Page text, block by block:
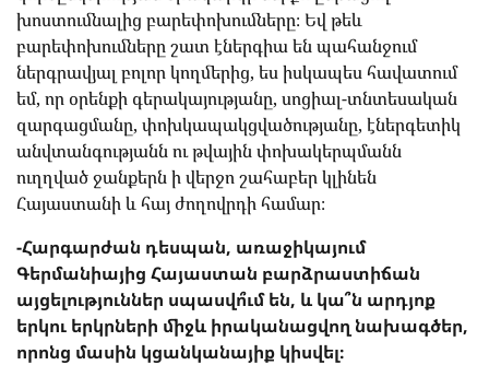
խոստումնալից բարեփոխումները։ Եվ թեև
բարեփոխումները շատ էներգիա են պահանջում
ներգրավյալ բոլոր կողմերից, ես իսկապես հավատում
եմ, որ օրենքի գերակայությանը, սոցիալ-տնտեսական
զարգացմանը, փոխկապակցվածությանը, էներգետիկ
անվտանգությանն ու թվային փոխակերպմանն
ուղղված ջանքերն ի վերջո շահաբեր կլինեն
Հայաստանի և հայ ժողովրդի համար։
-Հարգարժան դեսպան, առաջիկայում
Գերմանիայից Հայաստան բարձրաստիճան
այցելություններ սպասվո՞ւմ են, և կա՞ն արդյոք
երկու երկրների միջև իրականացվող նախագծեր,
որոնց մասին կցանկանայիք կիսվել։